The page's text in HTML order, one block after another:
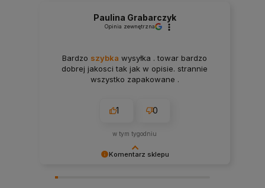
Komentarz sklepu
Paulina Grabarczyk
Opinia zewnętrzna
Bardzo szybka wysyłka . towar bardzo
dobrej jakosci tak jak w opisie. strannie
wszystko zapakowane .
1 0
w tym tygodniu